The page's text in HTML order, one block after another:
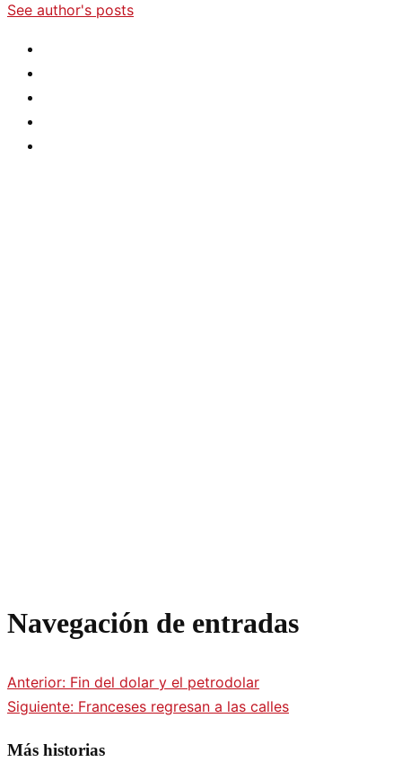
See author's posts
Navegación de entradas
Anterior: Fin del dolar y el petrodolar
Siguiente: Franceses regresan a las calles
Más historias